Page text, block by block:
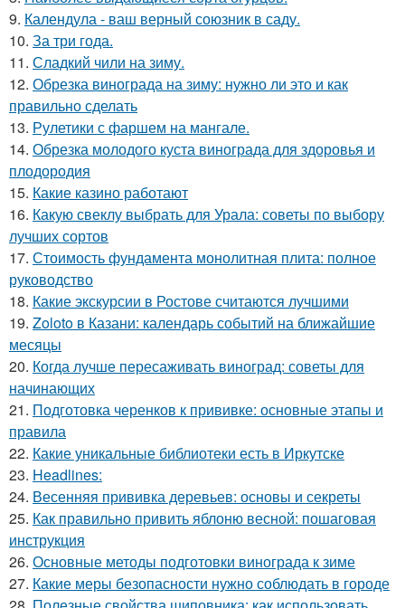
9. Календула - ваш верный союзник в саду.
10. За три года.
11. Сладкий чили на зиму.
12. Обрезка винограда на зиму: нужно ли это и как
правильно сделать
13. Рулетики с фаршем на мангале.
14. Обрезка молодого куста винограда для здоровья и
плодородия
15. Какие казино работают
16. Какую свеклу выбрать для Урала: советы по выбору
лучших сортов
17. Стоимость фундамента монолитная плита: полное
руководство
18. Какие экскурсии в Ростове считаются лучшими
19. Zoloto в Казани: календарь событий на ближайшие
месяцы
20. Когда лучше пересаживать виноград: советы для
начинающих
21. Подготовка черенков к прививке: основные этапы и
правила
22. Какие уникальные библиотеки есть в Иркутске
23. Headlines:
24. Весенняя прививка деревьев: основы и секреты
25. Как правильно привить яблоню весной: пошаговая
инструкция
26. Основные методы подготовки винограда к зиме
27. Какие меры безопасности нужно соблюдать в городе